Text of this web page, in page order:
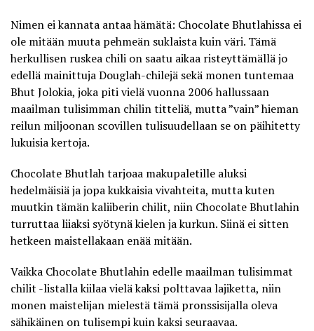
Nimen ei kannata antaa hämätä: Chocolate Bhutlahissa ei
ole mitään muuta pehmeän suklaista kuin väri. Tämä
herkullisen ruskea chili on saatu aikaa risteyttämällä jo
edellä mainittuja Douglah-chilejä sekä monen tuntemaa
Bhut Jolokia, joka piti vielä vuonna 2006 hallussaan
maailman tulisimman chilin titteliä, mutta ”vain” hieman
reilun miljoonan scovillen tulisuudellaan se on päihitetty
lukuisia kertoja.
Chocolate Bhutlahtarjoaa makupaletille aluksi
hedelmäisiä ja jopa kukkaisia vivahteita, mutta kuten
muutkin tämän kaliiberin chilit, niin Chocolate Bhutlahin
turruttaa liiaksi syötynä kielen ja kurkun. Siinä ei sitten
hetkeen maistellakaan enää mitään.
Vaikka Chocolate Bhutlahin edelle maailman tulisimmat
chilit -listalla kiilaa vielä kaksi polttavaa lajiketta, niin
monen maistelijan mielestä tämä pronssisijalla oleva
sähikäinen on tulisempi kuin kaksi seuraavaa.